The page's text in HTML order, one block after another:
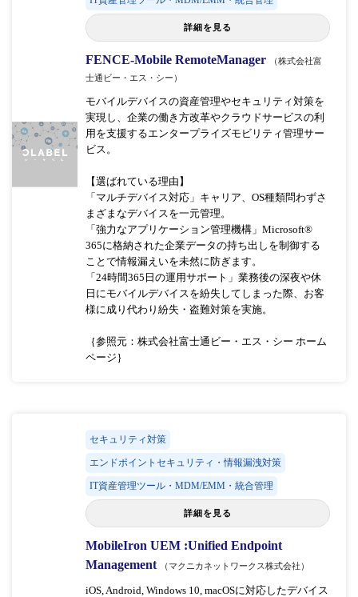
詳細を見る
FENCE-Mobile RemoteManager
（株式会社富
士通ビー・エス・シー）
モバイルデバイスの資産管理やセキュリティ対策を
実現し、企業の働き方改革やクラウドサービスの利
用を支援するエンタープライズモビリティ管理サー
ビス。
【選ばれている理由】
「マルチデバイス対応」キャリア、OS種類問わずさ
まざまなデバイスを一元管理。
「強力なアプリケーション管理機構」Microsoft®
365に格納された企業データの持ち出しを制御する
ことで情報漏えいを未然に防ぎます。
「24時間365日の運用サポート」業務後の深夜や休
日にモバイルデバイスを紛失してしまった際、お客
様に成り代わり紛失・盗難対策を実施。
｛参照元：株式会社富士通ビー・エス・シー ホーム
ページ｝
セキュリティ対策
エンドポイントセキュリティ・情報漏洩対策
IT資産管理ツール・MDM/EMM・統合管理
詳細を見る
MobileIron UEM :Unified Endpoint
Management
（マクニカネットワークス株式会社）
iOS, Android, Windows 10, macOSに対応したデバイス